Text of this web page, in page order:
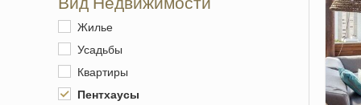
Жилье
Усадьбы
Квартиры
Пентхаусы